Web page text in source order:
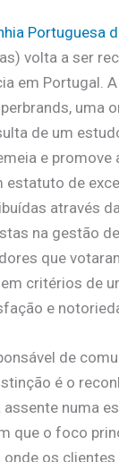
Portuguesa
volta a ser
em Portugal.
uma
de um
e promove
estatuto de
através
na gestão
que
critérios de
e
de
é o
numa
que o foco
os